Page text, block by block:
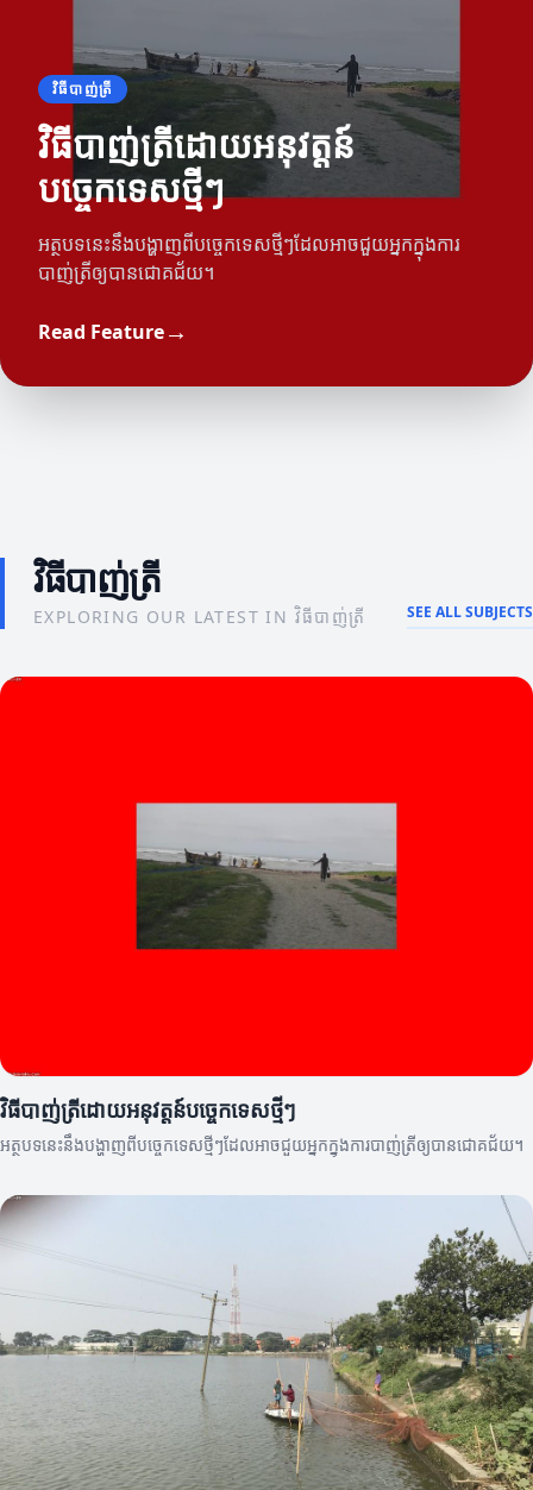
វិធីបាញ់ត្រី
វិធីបាញ់ត្រីដោយអនុវត្តន៍
បច្ចេកទេសថ្មីៗ
អត្ថបទនេះនឹងបង្ហាញពីបច្ចេកទេសថ្មីៗដែលអាចជួយអ្នកក្នុងការ
បាញ់ត្រីឲ្យបានជោគជ័យ។
Read Feature→
ឧបករណ៍បាញ់ត្រី
ការប្រកួតបាញ់ត្រី
វិធីបាញ់ត្រី
EXPLORING OUR LATEST IN វិធីបាញ់ត្រី SEE ALL SUBJECTS
វិធីបាញ់ត្រីដោយអនុវត្តន៍បច្ចេកទេសថ្មីៗ
អត្ថបទនេះនឹងបង្ហាញពីបច្ចេកទេសថ្មីៗដែលអាចជួយអ្នកក្នុងការបាញ់ត្រីឲ្យបានជោគជ័យ។